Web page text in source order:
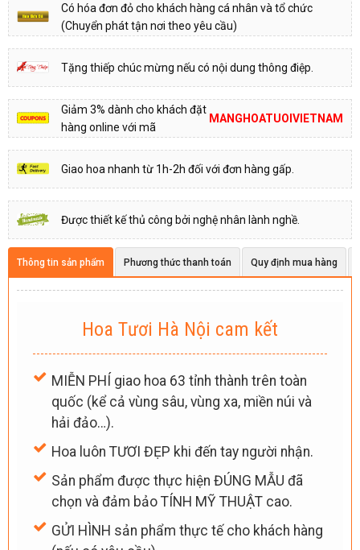
Có hóa đơn đỏ cho khách hàng cá nhân và tổ chức
(Chuyển phát tận nơi theo yêu cầu)
Tặng thiếp chúc mừng nếu có nội dung thông điệp.
Giảm 3% dành cho khách đặt
hàng online với mã
MANGHOATUOIVIETNAM
Giao hoa nhanh từ 1h-2h đối với đơn hàng gấp.
Được thiết kế thủ công bởi nghệ nhân lành nghề.
Thông tin sản phẩm Phương thức thanh toán Quy định mua hàng
Hoa Tươi Hà Nội cam kết
MIỄN PHÍ giao hoa 63 tỉnh thành trên toàn
quốc (kể cả vùng sâu, vùng xa, miền núi và
hải đảo…).
Hoa luôn TƯƠI ĐẸP khi đến tay người nhận.
Sản phẩm được thực hiện ĐÚNG MẪU đã
chọn và đảm bảo TÍNH MỸ THUẬT cao.
GỬI HÌNH sản phẩm thực tế cho khách hàng